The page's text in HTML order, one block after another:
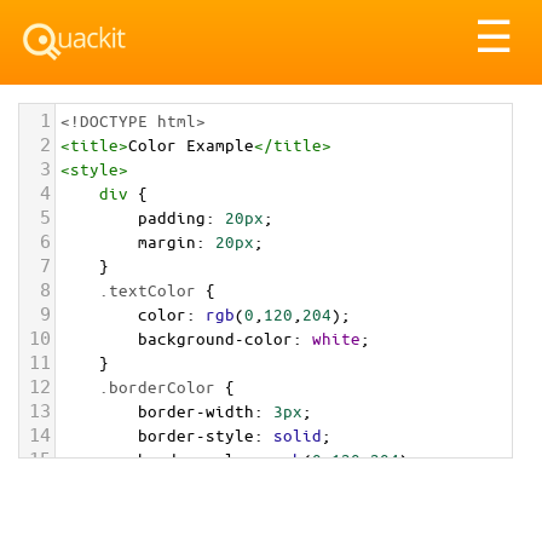
☰
1 <!DOCTYPE html>
2 <title>Color Example</title>
3 <style>
4 div {
5 padding: 20px;
6 margin: 20px;
7 }
8 .textColor {
9 color: rgb(0 120 204);
10 background-color: white;
11 }
12 .borderColor {
13 border-width: 3px;
14 border-style: solid;
15 border-color: rgb(0,120,204);